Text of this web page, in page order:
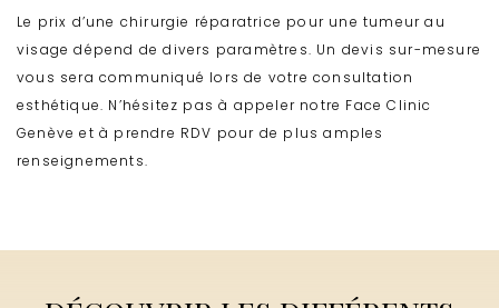
Le prix d’une chirurgie réparatrice pour une tumeur au
visage dépend de divers paramètres. Un devis sur-mesure
vous sera communiqué lors de votre consultation
esthétique. N’hésitez pas à appeler notre Face Clinic
Genève et à prendre RDV pour de plus amples
renseignements.